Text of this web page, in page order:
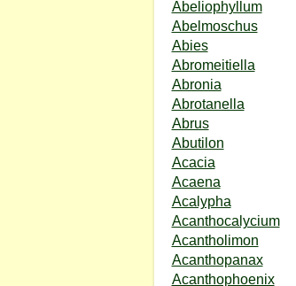
Abeliophyllum
Abelmoschus
Abies
Abromeitiella
Abronia
Abrotanella
Abrus
Abutilon
Acacia
Acaena
Acalypha
Acanthocalycium
Acantholimon
Acanthopanax
Acanthophoenix